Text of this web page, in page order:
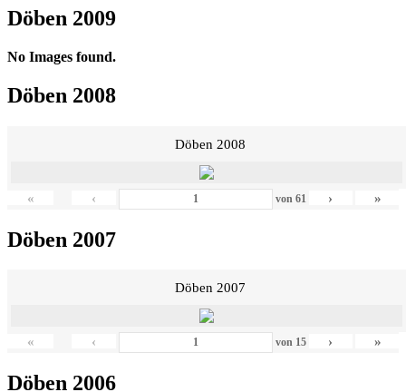
Döben 2009
No Images found.
Döben 2008
Döben 2008
« ‹ von 61 › »
Döben 2007
Döben 2007
« ‹ von 15 › »
Döben 2006